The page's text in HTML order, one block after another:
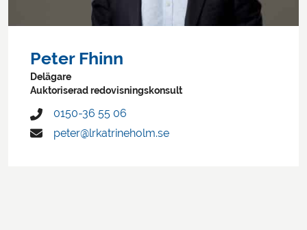
Peter Fhinn
Delägare
Auktoriserad redovisningskonsult
0150-36 55 06
peter@lrkatrineholm.se